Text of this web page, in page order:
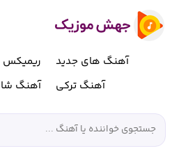
آهنگ های جدید ریمیکس
آهنگ ترکی
آهنگ